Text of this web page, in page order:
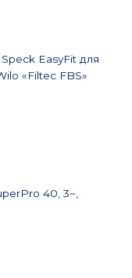
EasyFit для
«Filtec FBS»
40, 3~,